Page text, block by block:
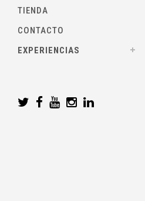
TIENDA
CONTACTO
EXPERIENCIAS